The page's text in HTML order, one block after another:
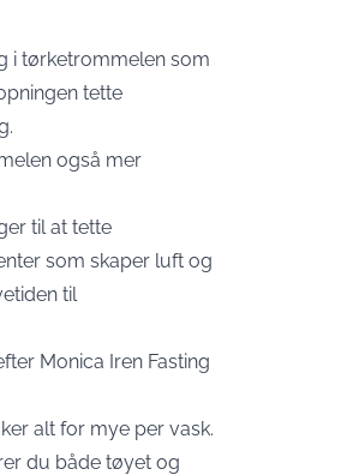
i tørketrommelen som
tette
også mer
til at tette
som skaper luft og
til
Monica Iren Fasting
alt for mye per vask.
du både tøyet og